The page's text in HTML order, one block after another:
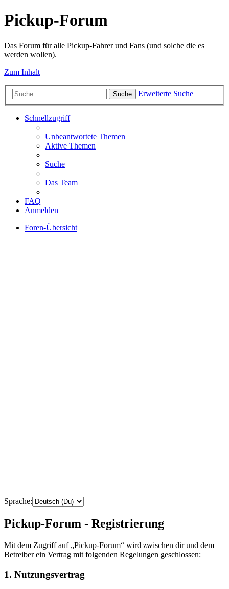
Pickup-Forum
Das Forum für alle Pickup-Fahrer und Fans (und solche die es
werden wollen).
Zum Inhalt
Suche Erweiterte Suche
Schnellzugriff
Unbeantwortete Themen
Aktive Themen
Suche
Das Team
FAQ
Anmelden
Foren-Übersicht
Sprache:
Pickup-Forum - Registrierung
Mit dem Zugriff auf „Pickup-Forum“ wird zwischen dir und dem
Betreiber ein Vertrag mit folgenden Regelungen geschlossen:
1. Nutzungsvertrag